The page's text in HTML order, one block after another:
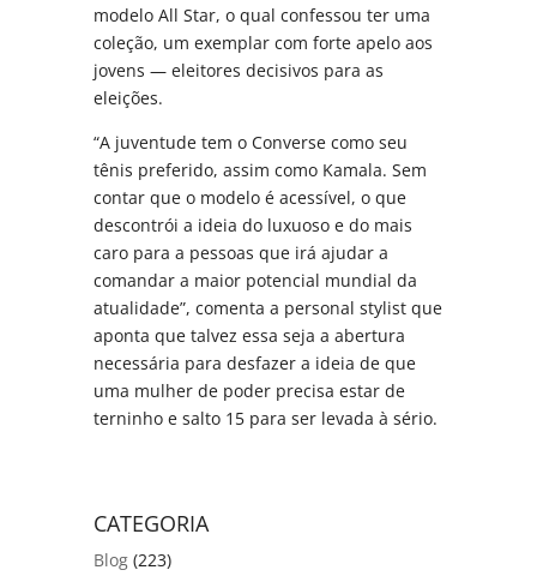
modelo All Star, o qual confessou ter uma
coleção, um exemplar com forte apelo aos
jovens — eleitores decisivos para as
eleições.
“A juventude tem o Converse como seu
tênis preferido, assim como Kamala. Sem
contar que o modelo é acessível, o que
descontrói a ideia do luxuoso e do mais
caro para a pessoas que irá ajudar a
comandar a maior potencial mundial da
atualidade”, comenta a personal stylist que
aponta que talvez essa seja a abertura
necessária para desfazer a ideia de que
uma mulher de poder precisa estar de
terninho e salto 15 para ser levada à sério.
CATEGORIA
Blog (223)